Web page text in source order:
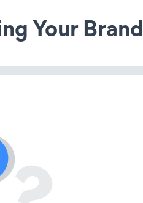
Your Brand